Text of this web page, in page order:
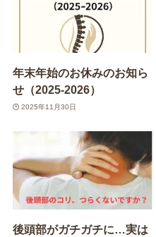
年末年始のお休みのお知ら
せ（2025-2026）
2025年11月30日
後頭部がガチガチに…実は